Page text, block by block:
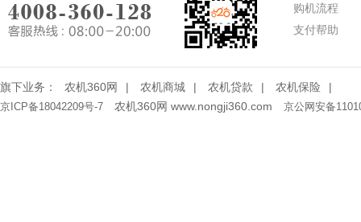
购机流程
支付帮助
旗下业务： 农机360网 | 农机商城 | 农机贷款 | 农机保险 |
京ICP备18042209号-7 农机360网 www.nongji360.com 京公网安备